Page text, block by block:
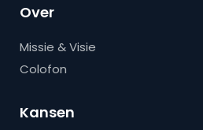
Over
Missie & Visie
Colofon
Kansen